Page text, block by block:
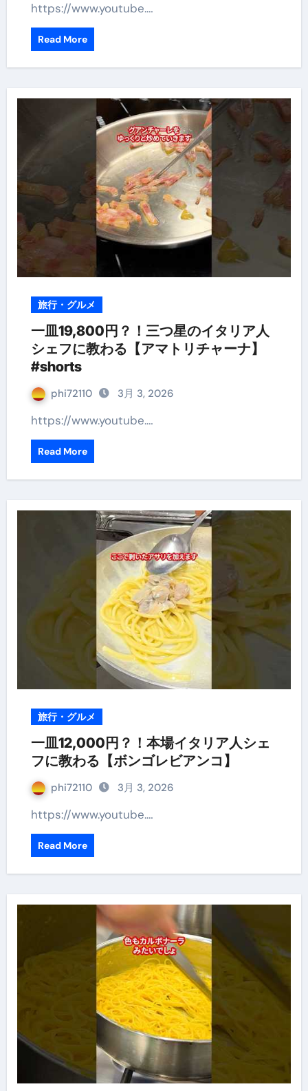
https://www.youtube.…
Read More
旅行・グルメ
一皿19,800円？！三つ星のイタリア人
シェフに教わる【アマトリチャーナ】
#shorts
phi72110 3月 3, 2026
https://www.youtube.…
Read More
旅行・グルメ
一皿12,000円？！本場イタリア人シェ
フに教わる【ボンゴレビアンコ】
phi72110 3月 3, 2026
https://www.youtube.…
Read More